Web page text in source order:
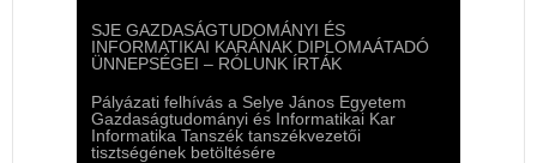
SJE GAZDASÁGTUDOMÁNYI ÉS
INFORMATIKAI KARÁNAK DIPLOMAÁTADÓ
ÜNNEPSÉGEI – RÓLUNK ÍRTÁK
Pályázati felhívás a Selye János Egyetem
Gazdaságtudományi és Informatikai Kar
Informatika Tanszék tanszékvezetői
tisztségének betöltésére